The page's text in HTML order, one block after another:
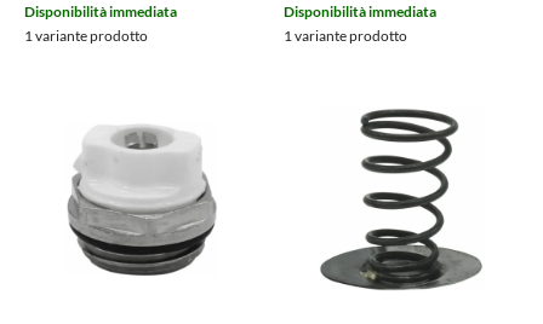
Disponibilità immediata
1 variante prodotto
Disponibilità immediata
1 variante prodotto